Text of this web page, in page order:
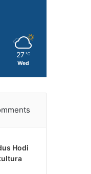
27 ℃
Wed
Hodi